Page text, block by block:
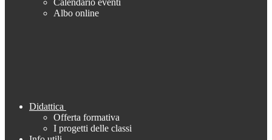
Calendario eventi
Albo online
Didattica
Offerta formativa
I progetti delle classi